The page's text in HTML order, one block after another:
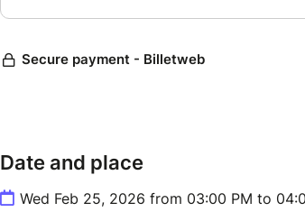
Renseignement & réservation: 04.92.14.46.14
Date and place
Wed Feb 25, 2026 from 03:00 PM to